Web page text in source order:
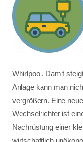
Whirlpool. Damit
Anlage kann man
vergrößern. Eine
Wechselrichter ist
Nachrüstung einer
wirtschaftlich